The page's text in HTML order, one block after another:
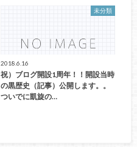
未分類
2018.6.16
祝）ブログ開設1周年！！開設当時
の黒歴史（記事）公開します。。
ついでに凱旋の…